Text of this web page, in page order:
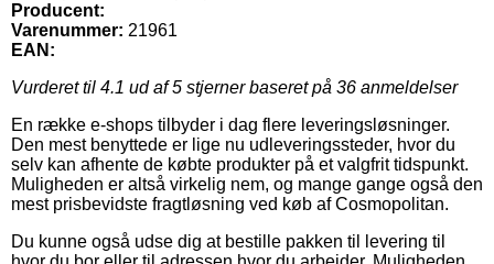
Producent:
Varenummer: 21961
EAN:
Vurderet til 4.1 ud af 5 stjerner baseret på 36 anmeldelser
En række e-shops tilbyder i dag flere leveringsløsninger.
Den mest benyttede er lige nu udleveringssteder, hvor du
selv kan afhente de købte produkter på et valgfrit tidspunkt.
Muligheden er altså virkelig nem, og mange gange også den
mest prisbevidste fragtløsning ved køb af Cosmopolitan.
Du kunne også udse dig at bestille pakken til levering til